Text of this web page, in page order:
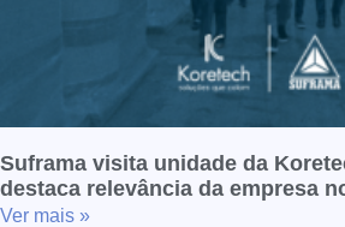
Suframa visita unidade da
destaca relevância da empresa
Ver mais »